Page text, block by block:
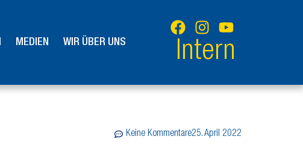
MEDIEN WIR ÜBER UNS Intern
Keine Kommentare25. April 2022